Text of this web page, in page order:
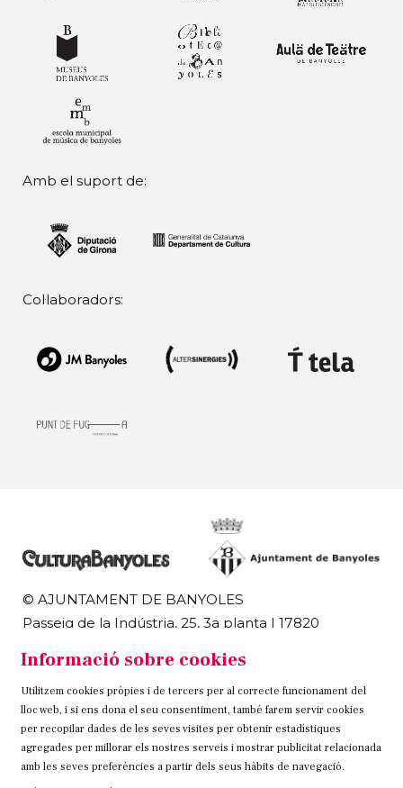
Amb el suport de:
Col·laboradors:
© AJUNTAMENT DE BANYOLES
Passeig de la Indústria, 25, 3a planta | 17820
972 58 18 48 | 972 57 00 50
Sitemap Avís Legal Ús de Cookies Contacteu
Link a instagram
Link a twitter
Link a facebook
Informació sobre cookies
Utilitzem cookies pròpies i de tercers per al correcte funcionament del
lloc web, i si ens dona el seu consentiment, també farem servir cookies
per recopilar dades de les seves visites per obtenir estadístiques
agregades per millorar els nostres serveis i mostrar publicitat relacionada
amb les seves preferències a partir dels seus hàbits de navegació.